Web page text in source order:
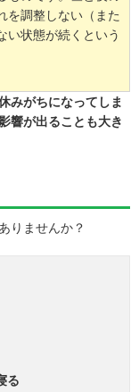
を調整しない（また
い状態が続くという
みがちになってしま
響が出ることも大き
りませんか？
る